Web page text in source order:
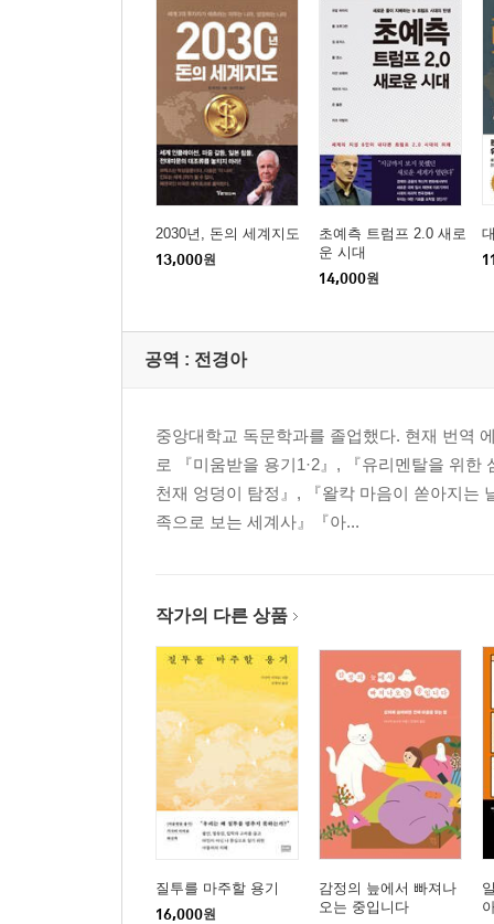
2030년, 돈의 세계지도
13,000원
초예측 트럼프 2.0 새로
운 시대
14,000원
공역 : 전경아
중앙대학교 독문학과를 졸업했다. 현재 번역
로 『미움받을 용기1·2』, 『유리멘탈을 위
천재 엉덩이 탐정』, 『왈칵 마음이 쏟아지는
족으로 보는 세계사』『아...
작가의 다른 상품
질투를 마주할 용기
16,000원
감정의 늪에서 빠져나
오는 중입니다